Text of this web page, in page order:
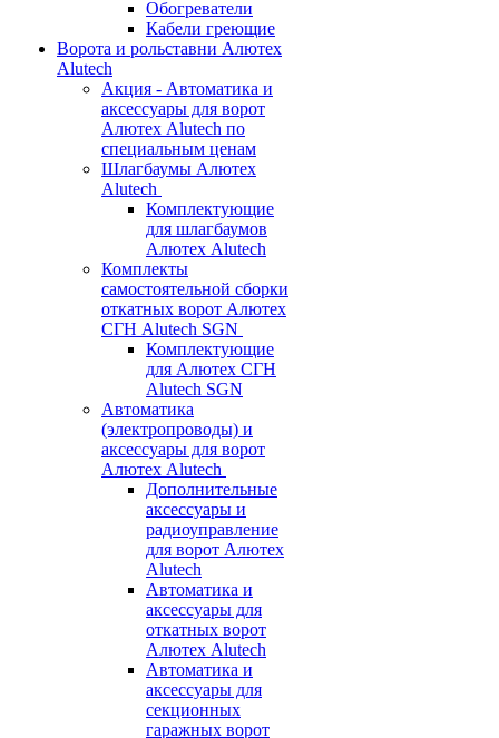
Обогреватели
Кабели греющие
Ворота и рольставни Алютех
Alutech
Акция - Автоматика и
аксессуары для ворот
Алютех Alutech по
специальным ценам
Шлагбаумы Алютех
Alutech
Комплектующие
для шлагбаумов
Алютех Alutech
Комплекты
самостоятельной сборки
откатных ворот Алютех
СГН Alutech SGN
Комплектующие
для Алютех СГН
Alutech SGN
Автоматика
(электропроводы) и
аксессуары для ворот
Алютех Alutech
Дополнительные
аксессуары и
радиоуправление
для ворот Алютех
Alutech
Автоматика и
аксессуары для
откатных ворот
Алютех Alutech
Автоматика и
аксессуары для
секционных
гаражных ворот